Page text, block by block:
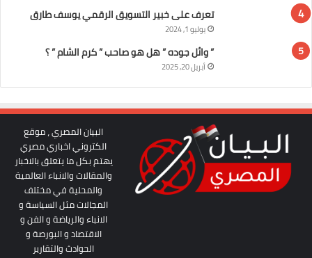
تعرف على خبير التسويق الرقمي يوسف طارق
يوليو 1, 2024
” وائل جوده ” هل هو صاحب ” كرم الشام ” ؟
أبريل 20, 2025
البيان المصري ، موقع
الكتروني اخباري مصري
يهتم بكل ما يتعلق بالاخبار
والمقالات والانباء العالمية
والمحلية في مختلف
المجالات مثل السياسة و
الانباء والرياضة و الفن و
الاقتصاد و البورصة و
الحوادث والتقارير